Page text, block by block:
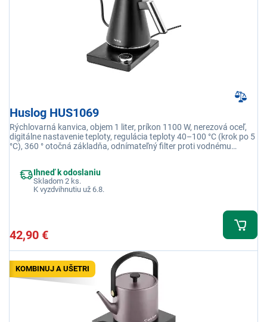
Huslog HUS1069
Rýchlovarná kanvica, objem 1 liter, príkon 1100 W, nerezová oceľ,
digitálne nastavenie teploty, regulácia teploty 40–100 °C (krok po 5
°C), 360 ° otočná základňa, odnímateľný filter proti vodnému
Ihneď k odoslaniu
Skladom 2 ks.
K vyzdvihnutiu už 6.8.
42,90 €
KOMBINUJ A UŠETRI